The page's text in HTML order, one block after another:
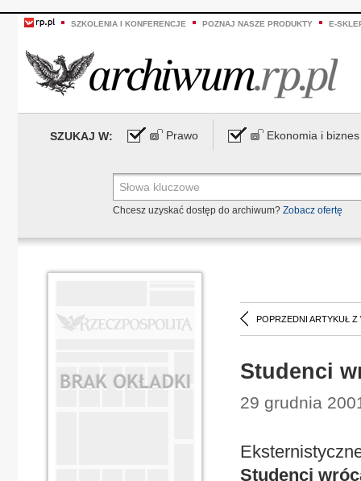
SZKOLENIA I KONFERENCJE POZNAJ NASZE PRODUKTY E-
SZUKAJ W: Prawo Ekonomia i biznes
Chcesz uzyskać dostęp do archiwum? Zobacz ofertę
POPRZEDNI ARTYKUŁ Z
Studenci
29 grudnia
Studenci